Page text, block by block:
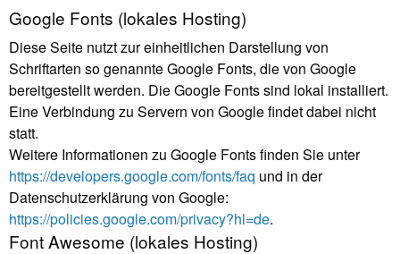
Google Fonts (lokales Hosting)
Diese Seite nutzt zur einheitlichen Darstellung von
Schriftarten so genannte Google Fonts, die von Google
bereitgestellt werden. Die Google Fonts sind lokal installiert.
Eine Verbindung zu Servern von Google findet dabei nicht
statt.
Weitere Informationen zu Google Fonts finden Sie unter
https://developers.google.com/fonts/faq und in der
Datenschutzerklärung von Google:
https://policies.google.com/privacy?hl=de.
Font Awesome (lokales Hosting)